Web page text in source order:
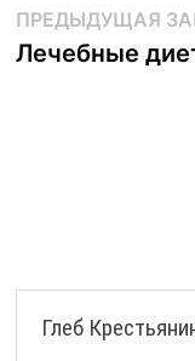
Навигация
по
ПРЕДЫДУЩАЯ
Лечебные
Глеб